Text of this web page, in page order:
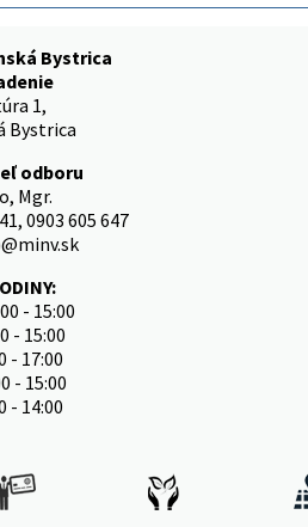
Bystrica
1,
Bystrica
odboru
Mgr.
0903 605 647
- 15:00
- 15:00
- 17:00
- 15:00
- 14:00